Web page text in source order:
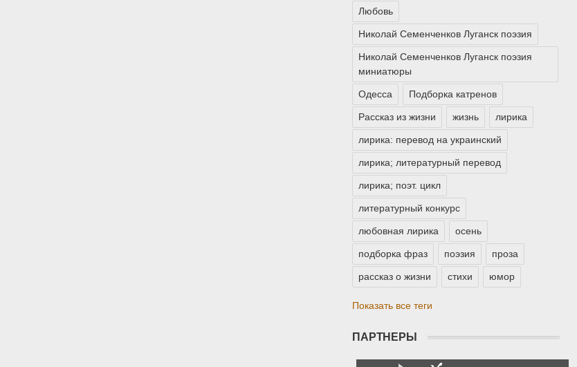
Любовь
Николай Семенченков Луганск поэзия
Николай Семенченков Луганск поэзия
миниатюры
Одесса Подборка катренов
Рассказ из жизни жизнь лирика
лирика: перевод на украинский
лирика; литературный перевод
лирика; поэт. цикл
литературный конкурс
любовная лирика осень
подборка фраз поэзия проза
рассказ о жизни стихи юмор
Показать все теги
ПАРТНЕРЫ